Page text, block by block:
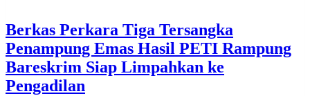
Berkas Perkara Tiga Tersangka
Penampung Emas Hasil PETI Rampung
Bareskrim Siap Limpahkan ke
Pengadilan